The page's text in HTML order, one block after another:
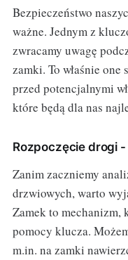
Bezpieczeństwo
ważne. Jednym z
zwracamy uwagę
zamki. To właśnie
przed potencjalnymi
które będą dla nas
Rozpoczęcie drogi
Zanim zaczniemy
drzwiowych, warto
Zamek to
pomocy klucza.
m.in. na zamki